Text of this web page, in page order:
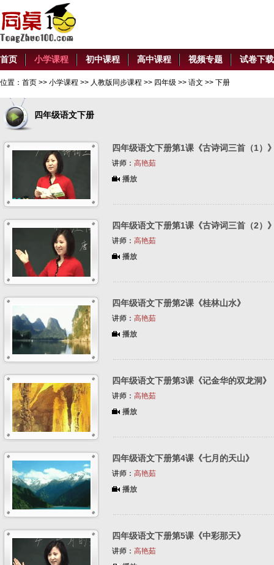
首页 小学课程 初中课程 高中课程 视频专题 试卷下载
位置： 首页 >> 小学课程 >> 人教版同步课程 >> 四年级 >> 语文 >> 下册
四年级语文下册
四年级语文下册第1课《古诗词三首（1）
讲师： 高艳茹
播放
四年级语文下册第1课《古诗词三首（2）
讲师： 高艳茹
播放
四年级语文下册第2课《桂林山水》
讲师： 高艳茹
播放
四年级语文下册第3课《记金华的双龙洞》
讲师： 高艳茹
播放
四年级语文下册第4课《七月的天山》
讲师： 高艳茹
播放
四年级语文下册第5课《中彩那天》
讲师： 高艳茹